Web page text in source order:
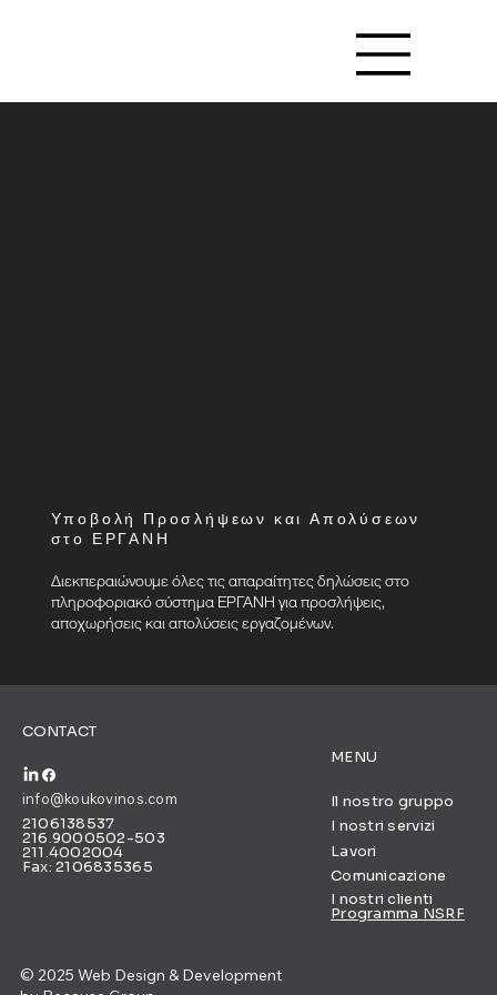
Υποβολή Προσλήψεων και Απολύσεων
στο ΕΡΓΑΝΗ
Διεκπεραιώνουμε όλες τις απαραίτητες δηλώσεις στο
πληροφοριακό σύστημα ΕΡΓΑΝΗ για προσλήψεις,
αποχωρήσεις και απολύσεις εργαζομένων.
CONTACT
info@koukovinos.com
2106138537
216.9000502-503
211.4002004
Fax: 2106835365
© 2025 Web Design & Development
MENU
Il nostro gruppo
I nostri servizi
Lavori
Comunicazione
I nostri clienti
Programma NSRF